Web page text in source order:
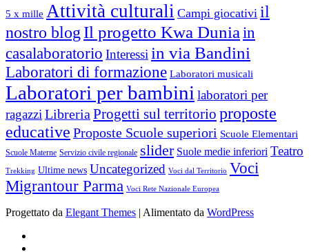
5 x mille Attività culturali Campi giocativi il
nostro blog Il progetto Kwa Duniain
casalaboratorio Interessi in via Bandini
Laboratori di formazione Laboratori musicali
Laboratori per bambini laboratori per
ragazzi Libreria Progetti sul territorio proposte
educative Proposte Scuole superiori Scuole Elementari
Scuole Materne Servizio civile regionale slider Suole medie inferiori Teatro
Trekking Ultime news Uncategorized Voci dal Territorio Voci
Migrantour Parma Voci Rete Nazionale Europea
Progettato da Elegant Themes | Alimentato da WordPress